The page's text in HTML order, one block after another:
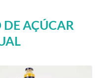
AÇÚCAR